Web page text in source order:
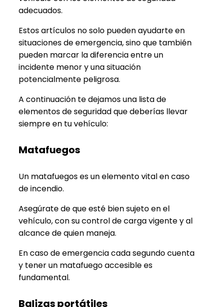
adecuados.
Estos artículos no solo pueden ayudarte en
situaciones de emergencia, sino que también
pueden marcar la diferencia entre un
incidente menor y una situación
potencialmente peligrosa.
A continuación te dejamos una lista de
elementos de seguridad que deberías llevar
siempre en tu vehículo:
Matafuegos
Un matafuegos es un elemento vital en caso
de incendio.
Asegúrate de que esté bien sujeto en el
vehículo, con su control de carga vigente y al
alcance de quien maneja.
En caso de emergencia cada segundo cuenta
y tener un matafuego accesible es
fundamental.
Balizas portátiles